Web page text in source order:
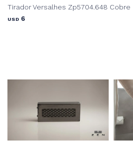
Tirador Versalhes Zp5704.648 Cobre
USD 6